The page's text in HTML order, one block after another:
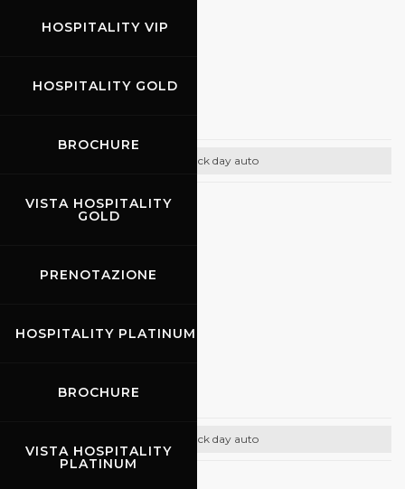
HOSPITALITY VIP
HOSPITALITY GOLD
BROCHURE
VISTA HOSPITALITY
GOLD
PRENOTAZIONE
HOSPITALITY PLATINUM
BROCHURE
VISTA HOSPITALITY
PLATINUM
Track day auto
CONTATTI
Pistenclub
Track day auto